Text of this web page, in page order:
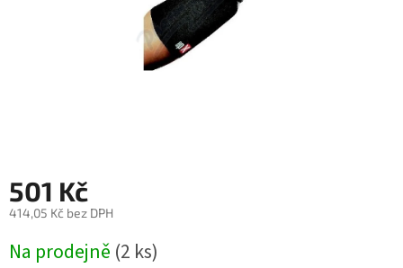
501 Kč
414,05 Kč bez DPH
cena:
Na prodejně (2 ks)